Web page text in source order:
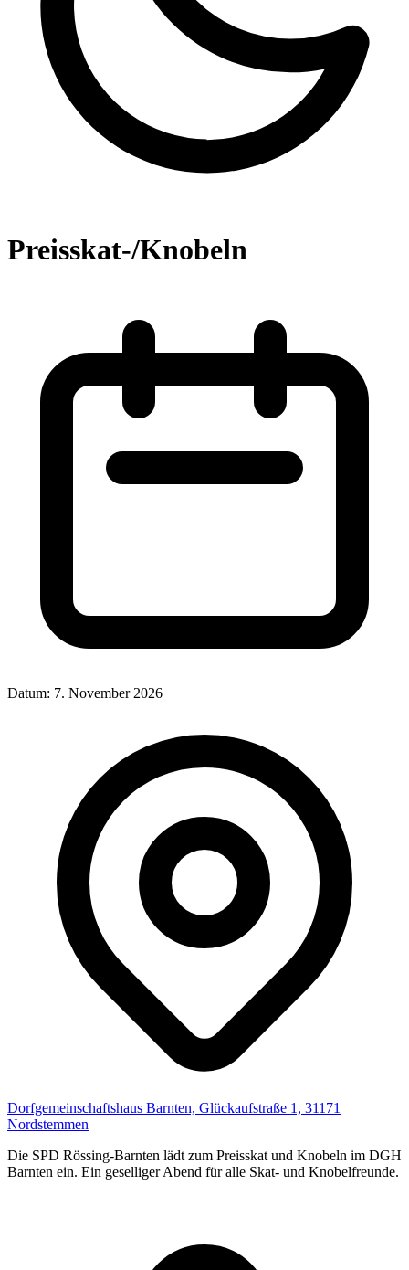
Preisskat-/Knobeln
Datum: 7. November 2026
Dorfgemeinschaftshaus Barnten, Glückaufstraße 1, 31171
Nordstemmen
Die SPD Rössing-Barnten lädt zum Preisskat und Knobeln im DGH
Barnten ein. Ein geselliger Abend für alle Skat- und Knobelfreunde.